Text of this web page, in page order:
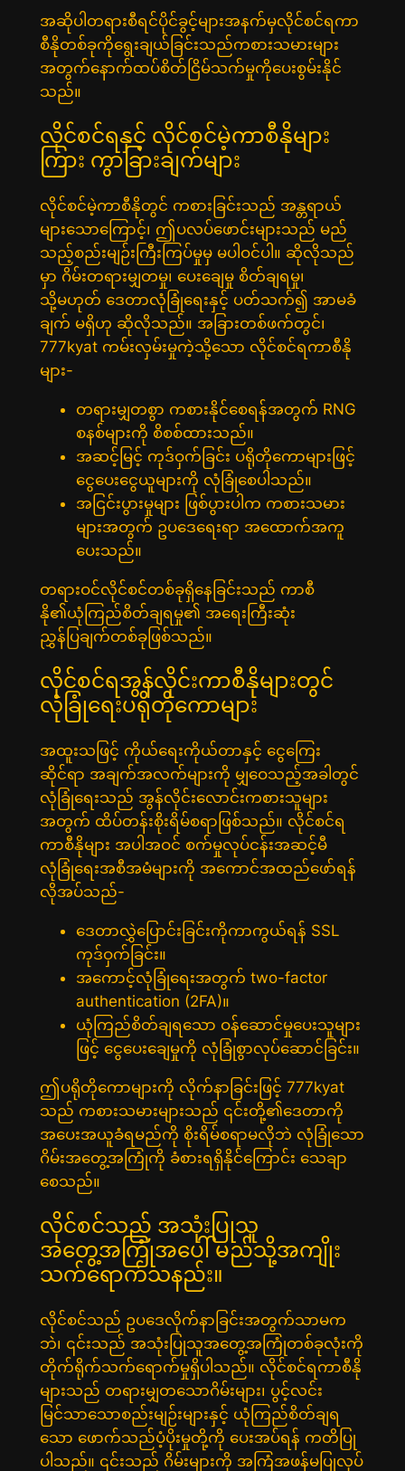
အဆိုပါတရားစီရင်ပိုင်ခွင့်များအနက်မှလိုင်စင်ရကာ
စီနိုတစ်ခုကိုရွေးချယ်ခြင်းသည်ကစားသမားများ
အတွက်နောက်ထပ်စိတ်ငြိမ်သက်မှုကိုပေးစွမ်းနိုင်
သည်။
လိုင်စင်ရနှင့် လိုင်စင်မဲ့ကာစီနိုများ
ကြား ကွာခြားချက်များ
လိုင်စင်မဲ့ကာစီနိုတွင် ကစားခြင်းသည် အန္တရာယ်
များသောကြောင့်၊ ဤပလပ်ဖောင်းများသည် မည်
သည့်စည်းမျဉ်းကြီးကြပ်မှုမှ မပါဝင်ပါ။ ဆိုလိုသည်
မှာ ဂိမ်းတရားမျှတမှု၊ ပေးချေမှု စိတ်ချရမှု၊
သို့မဟုတ် ဒေတာလုံခြုံရေးနှင့် ပတ်သက်၍ အာမခံ
ချက် မရှိဟု ဆိုလိုသည်။ အခြားတစ်ဖက်တွင်၊
777kyat ကမ်းလှမ်းမှုကဲ့သို့သော လိုင်စင်ရကာစီနို
များ-
တရားမျှတစွာ ကစားနိုင်စေရန်အတွက် RNG
စနစ်များကို စိစစ်ထားသည်။
အဆင့်မြင့် ကုဒ်ဝှက်ခြင်း ပရိုတိုကောများဖြင့်
ငွေပေးငွေယူများကို လုံခြုံစေပါသည်။
အငြင်းပွားမှုများ ဖြစ်ပွားပါက ကစားသမား
များအတွက် ဥပဒေရေးရာ အထောက်အကူ
ပေးသည်။
တရားဝင်လိုင်စင်တစ်ခုရှိနေခြင်းသည် ကာစီ
နို၏ယုံကြည်စိတ်ချရမှု၏ အရေးကြီးဆုံး
ညွှန်ပြချက်တစ်ခုဖြစ်သည်။
လိုင်စင်ရအွန်လိုင်းကာစီနိုများတွင်
လုံခြုံရေးပရိုတိုကောများ
အထူးသဖြင့် ကိုယ်ရေးကိုယ်တာနှင့် ငွေကြေး
ဆိုင်ရာ အချက်အလက်များကို မျှဝေသည့်အခါတွင်
လုံခြုံရေးသည် အွန်လိုင်းလောင်းကစားသူများ
အတွက် ထိပ်တန်းစိုးရိမ်စရာဖြစ်သည်။ လိုင်စင်ရ
ကာစီနိုများ အပါအဝင် စက်မှုလုပ်ငန်းအဆင့်မီ
လုံခြုံရေးအစီအမံများကို အကောင်အထည်ဖော်ရန်
လိုအပ်သည်-
ဒေတာလွှဲပြောင်းခြင်းကိုကာကွယ်ရန် SSL
ကုဒ်ဝှက်ခြင်း။
အကောင့်လုံခြုံရေးအတွက် two-factor
authentication (2FA)။
ယုံကြည်စိတ်ချရသော ဝန်ဆောင်မှုပေးသူများ
ဖြင့် ငွေပေးချေမှုကို လုံခြုံစွာလုပ်ဆောင်ခြင်း။
ဤပရိုတိုကောများကို လိုက်နာခြင်းဖြင့် 777kyat
သည် ကစားသမားများသည် ၎င်းတို့၏ဒေတာကို
အပေးအယူခံရမည်ကို စိုးရိမ်စရာမလိုဘဲ လုံခြုံသော
ဂိမ်းအတွေ့အကြုံကို ခံစားရရှိနိုင်ကြောင်း သေချာ
စေသည်။
လိုင်စင်သည် အသုံးပြုသူ
အတွေ့အကြုံအပေါ် မည်သို့အကျိုး
သက်ရောက်သနည်း။
လိုင်စင်သည် ဥပဒေလိုက်နာခြင်းအတွက်သာမက
ဘဲ၊ ၎င်းသည် အသုံးပြုသူအတွေ့အကြုံတစ်ခုလုံးကို
တိုက်ရိုက်သက်ရောက်မှုရှိပါသည်။ လိုင်စင်ရကာစီနို
များသည် တရားမျှတသောဂိမ်းများ၊ ပွင့်လင်း
မြင်သာသောစည်းမျဉ်းများနှင့် ယုံကြည်စိတ်ချရ
သော ဖောက်သည်ပံ့ပိုးမှုတို့ကို ပေးအပ်ရန် ကတိပြု
ပါသည်။ ၎င်းသည် ဂိမ်းများကို အကြံအဖန်မပြုလုပ်